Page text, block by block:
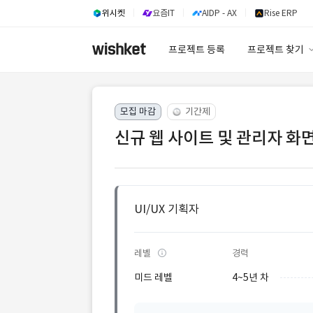
위시켓 요즘IT AIDP - AX Rise ERP
프로젝트 등록 프로젝트 찾기
모집 마감 기간제
신규 웹 사이트 및 관리자 화
UI/UX 기획자
레벨 경력
미드 레벨 4~5년 차